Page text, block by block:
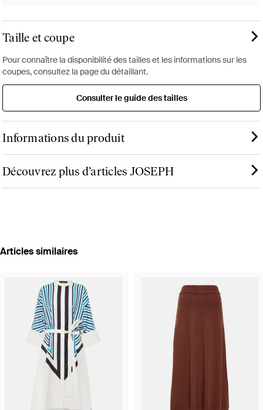
Taille et coupe
Pour connaître la disponibilité des tailles et les informations sur les
coupes, consultez la page du détaillant.
Consulter le guide des tailles
Informations du produit
Découvrez plus d’articles JOSEPH
Articles similaires